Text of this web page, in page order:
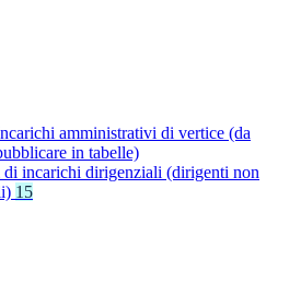
amministrativi di vertice (da
in tabelle)
incarichi dirigenziali (dirigenti non
15